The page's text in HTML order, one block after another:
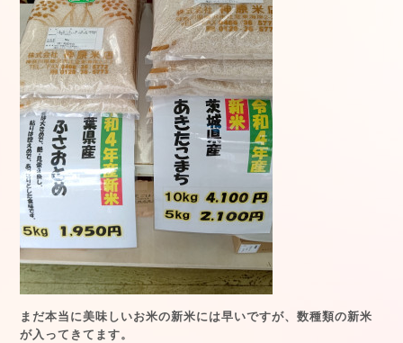
まだ本当に美味しいお米の新米には早いですが、数種類の新米
が入ってきてます。